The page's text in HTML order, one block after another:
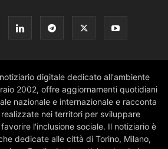
digitale dedicato all'ambiente
2002, offre aggiornamenti quotidiani
nazionale e internazionale e racconta
nei territori per sviluppare
l'inclusione sociale. Il notiziario è
dedicate alle città di Torino, Milano,